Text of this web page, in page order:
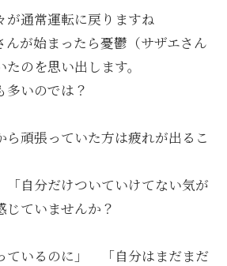
が通常運転に戻りますね
んが始まったら憂鬱（サザエさん
のを思い出します。
多いのでは？
ら頑張っていた方は疲れが出るこ
「自分だけついていけてない気が
じていませんか？
ているのに」 「自分はまだまだ